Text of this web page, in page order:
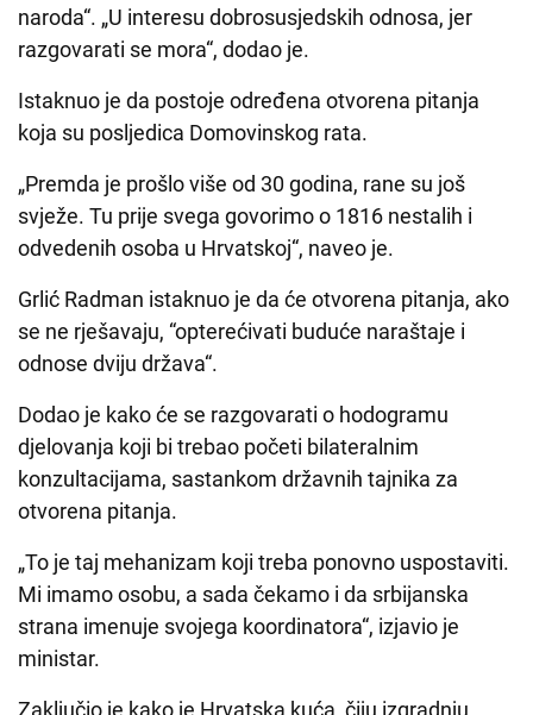
naroda“. „U interesu dobrosusjedskih odnosa, jer
razgovarati se mora“, dodao je.
Istaknuo je da postoje određena otvorena pitanja
koja su posljedica Domovinskog rata.
„Premda je prošlo više od 30 godina, rane su još
svježe. Tu prije svega govorimo o 1816 nestalih i
odvedenih osoba u Hrvatskoj“, naveo je.
Grlić Radman istaknuo je da će otvorena pitanja, ako
se ne rješavaju, “opterećivati buduće naraštaje i
odnose dviju država“.
Dodao je kako će se razgovarati o hodogramu
djelovanja koji bi trebao početi bilateralnim
konzultacijama, sastankom državnih tajnika za
otvorena pitanja.
„To je taj mehanizam koji treba ponovno uspostaviti.
Mi imamo osobu, a sada čekamo i da srbijanska
strana imenuje svojega koordinatora“, izjavio je
ministar.